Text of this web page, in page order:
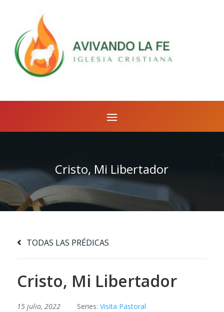
Cristo, Mi Libertador
TODAS LAS PRÉDICAS
Cristo, Mi Libertador
15 julio, 2022 Series: Visita Pastoral